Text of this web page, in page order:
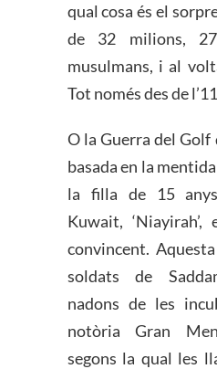
qual cosa és el
de 32 milions,
musulmans, i al
Tot només des de
O la Guerra del Golf
basada en la
la filla de 15
Kuwait,
convincent.
soldats de
nadons de les
notòria Gran
segons la qual les